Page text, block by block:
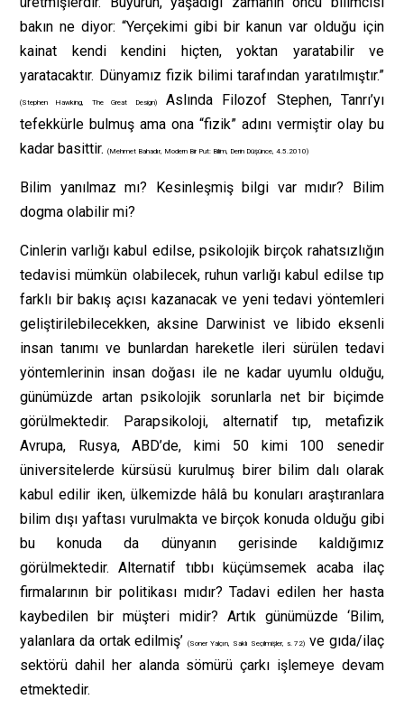
bakın ne diyor: “Yerçekimi gibi bir kanun var olduğu için
kainat kendi kendini hiçten, yoktan yaratabilir ve
yaratacaktır. Dünyamız fizik bilimi tarafından yaratılmıştır.”
(Stephen Hawking, The Great Design)Aslında Filozof Stephen, Tanrı’yı
tefekkürle bulmuş ama ona “fizik” adını vermiştir olay bu
kadar basittir. (Mehmet Bahadır, Modern Bir Put: Bilim, Derin Düşünce, 4.5.2010)
Bilim yanılmaz mı? Kesinleşmiş bilgi var mıdır? Bilim
dogma olabilir mi?
Cinlerin varlığı kabul edilse, psikolojik birçok rahatsızlığın
tedavisi mümkün olabilecek, ruhun varlığı kabul edilse tıp
farklı bir bakış açısı kazanacak ve yeni tedavi yöntemleri
geliştirilebilecekken, aksine Darwinist ve libido eksenli
insan tanımı ve bunlardan hareketle ileri sürülen tedavi
yöntemlerinin insan doğası ile ne kadar uyumlu olduğu,
günümüzde artan psikolojik sorunlarla net bir biçimde
görülmektedir. Parapsikoloji, alternatif tıp, metafizik
Avrupa, Rusya, ABD’de, kimi 50 kimi 100 senedir
üniversitelerde kürsüsü kurulmuş birer bilim dalı olarak
kabul edilir iken, ülkemizde hâlâ bu konuları araştıranlara
bilim dışı yaftası vurulmakta ve birçok konuda olduğu gibi
bu konuda da dünyanın gerisinde kaldığımız
görülmektedir. Alternatif tıbbı küçümsemek acaba ilaç
firmalarının bir politikası mıdır? Tadavi edilen her hasta
kaybedilen bir müşteri midir? Artık günümüzde ‘Bilim,
yalanlara da ortak edilmiş’(Soner Yalçın, Saklı Seçilmişler, s. 72) ve gıda/ilaç
sektörü dahil her alanda sömürü çarkı işlemeye devam
etmektedir.